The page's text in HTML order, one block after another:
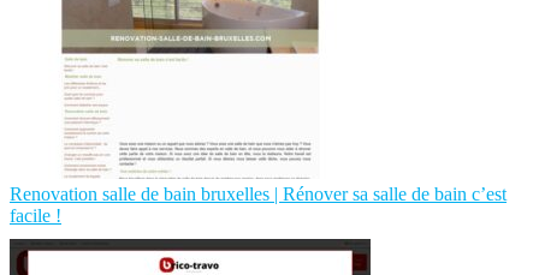
Renovation salle de bain bruxelles | Rénover sa salle de bain c’est
facile !